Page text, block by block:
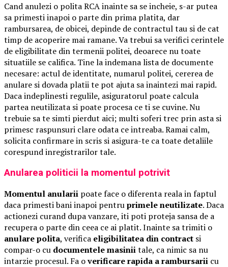
Cand anulezi o polita RCA inainte sa se incheie, s-ar putea
sa primesti inapoi o parte din prima platita, dar
rambursarea, de obicei, depinde de contractul tau si de cat
timp de acoperire mai ramane. Va trebui sa verifici cerintele
de eligibilitate din termenii politei, deoarece nu toate
situatiile se califica. Tine la indemana lista de documente
necesare: actul de identitate, numarul politei, cererea de
anulare si dovada platii te pot ajuta sa inaintezi mai rapid.
Daca indeplinesti regulile, asiguratorul poate calcula
partea neutilizata si poate procesa ce ti se cuvine. Nu
trebuie sa te simti pierdut aici; multi soferi trec prin asta si
primesc raspunsuri clare odata ce intreaba. Ramai calm,
solicita confirmare in scris si asigura-te ca toate detaliile
corespund inregistrarilor tale.
Anularea politicii la momentul potrivit
Momentul anularii poate face o diferenta reala in faptul
daca primesti bani inapoi pentruprimele neutilizate. Daca
actionezi curand dupa vanzare, iti poti proteja sansa de a
recupera o parte din ceea ce ai platit. Inainte sa trimiti o
anulare polita, verifica eligibilitatea din contract si
compar-o cu documentele masiniitale, ca nimic sa nu
intarzie procesul. Fa overificare rapida a rambursarii cu